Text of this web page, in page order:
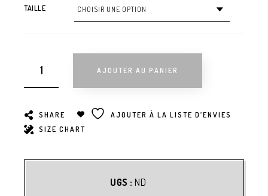
TAILLE
AJOUTER AU PANIER
SHARE
AJOUTER À LA LISTE D’ENVIES
SIZE CHART
UGS : ND